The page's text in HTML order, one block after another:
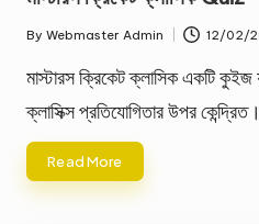
Posted
By Webmaster Admin 12/02/
মাস্টারস ক্রিকেট ক্লাসিক একটি কুইজ
ক্লাসিক্স প্রতিযোগিতার উপর
Read More